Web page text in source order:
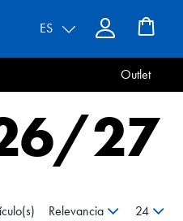
ES
Outlet
27
Relevancia 24